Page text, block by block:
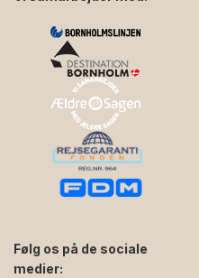
Følg os på de sociale
medier: